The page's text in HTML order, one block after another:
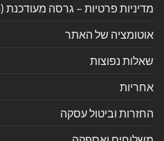
מדיניות פרטיות – גרסה מעודכנת (2025)
אוטומציה של האתר
שאלות נפוצות
אחריות
החזרות וביטול עסקה